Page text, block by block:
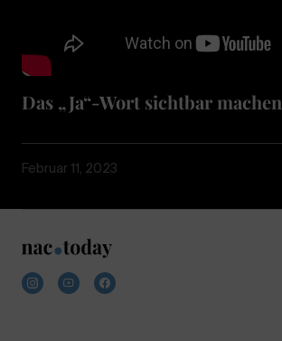
Das „Ja“-Wort sichtbar machen
Februar 11, 2023